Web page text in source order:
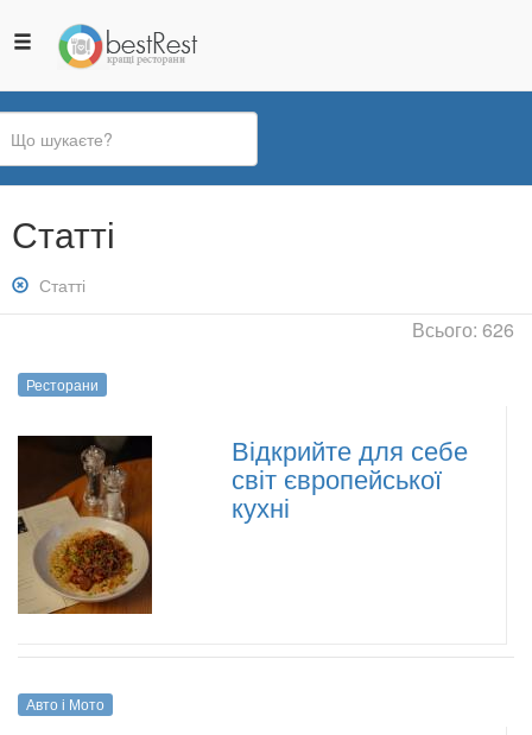
Ви
єСтатті
Зняти
фільтр:
Статті
Всього: 626
Ресторани
Відкрийте для себе
світ європейської
кухні
Авто і Мото